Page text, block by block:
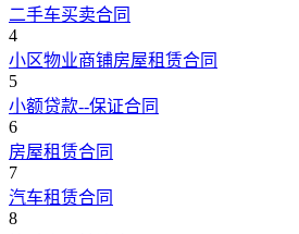
二手车买卖合同
4
小区物业商铺房屋租赁合同
5
小额贷款--保证合同
6
房屋租赁合同
7
汽车租赁合同
8